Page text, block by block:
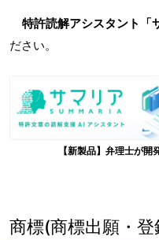
特許読解アシスタント「
ださい。
【新製品】弁理士が
商標(商標出願・